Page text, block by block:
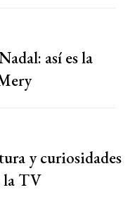
así es la
y curiosidades
la TV